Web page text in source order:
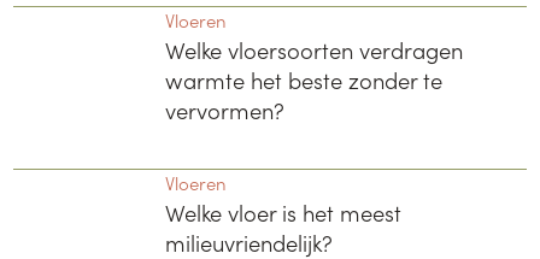
Vloeren
Welke vloersoorten verdragen
warmte het beste zonder te
vervormen?
Vloeren
Welke vloer is het meest
milieuvriendelijk?